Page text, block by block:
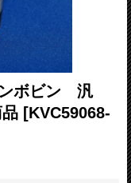
ボビン 汎
[KVC59068-